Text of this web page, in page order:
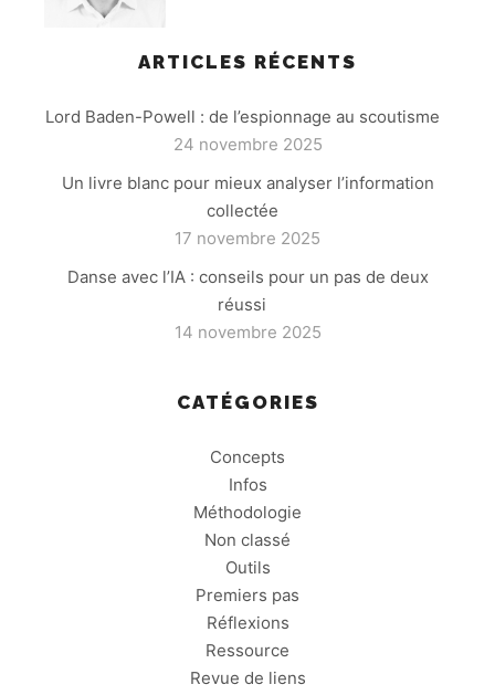
ARTICLES RÉCENTS
Lord Baden-Powell : de l’espionnage au scoutisme
24 novembre 2025
Un livre blanc pour mieux analyser l’information
collectée
17 novembre 2025
Danse avec l’IA : conseils pour un pas de deux
réussi
14 novembre 2025
CATÉGORIES
Concepts
Infos
Méthodologie
Non classé
Outils
Premiers pas
Réflexions
Ressource
Revue de liens